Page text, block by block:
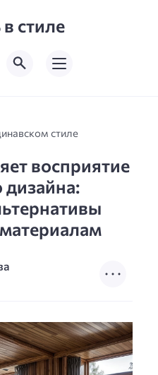
стиле
стиле
восприятие
дизайна: